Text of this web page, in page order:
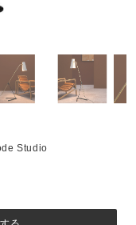
Studio